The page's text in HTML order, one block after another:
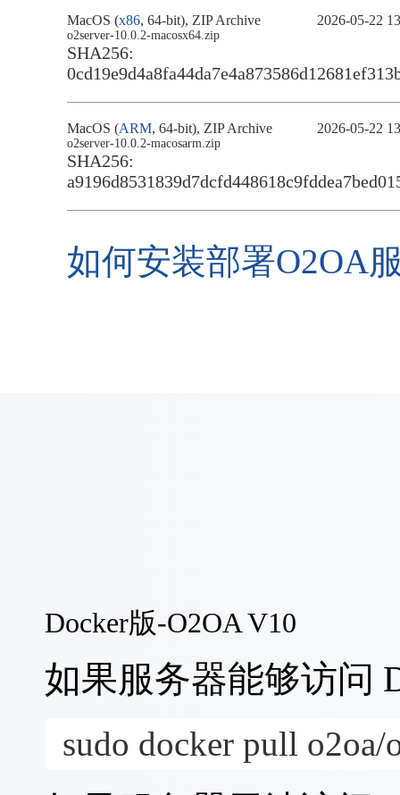
MacOS (x86, 64-bit), ZIP Archive 2026-05-22
o2server-10.0.2-macosx64.zip
SHA256:
MacOS (ARM, 64-bit), ZIP Archive 2026-05-22
o2server-10.0.2-macosarm.zip
SHA256:
如何安装部署O2OA
Linux版-O2OAV9.5.3
o2server-9.5.3-linux-x64.zip
SHA256:
Linux ( MIPS , 64-bit), ZIP Archive 2026-05-22
o2server-9.5.3-linux-mips.zip
Docker版-O2OA V10
如果服务器能够访问
sudo docker pull o2oa/